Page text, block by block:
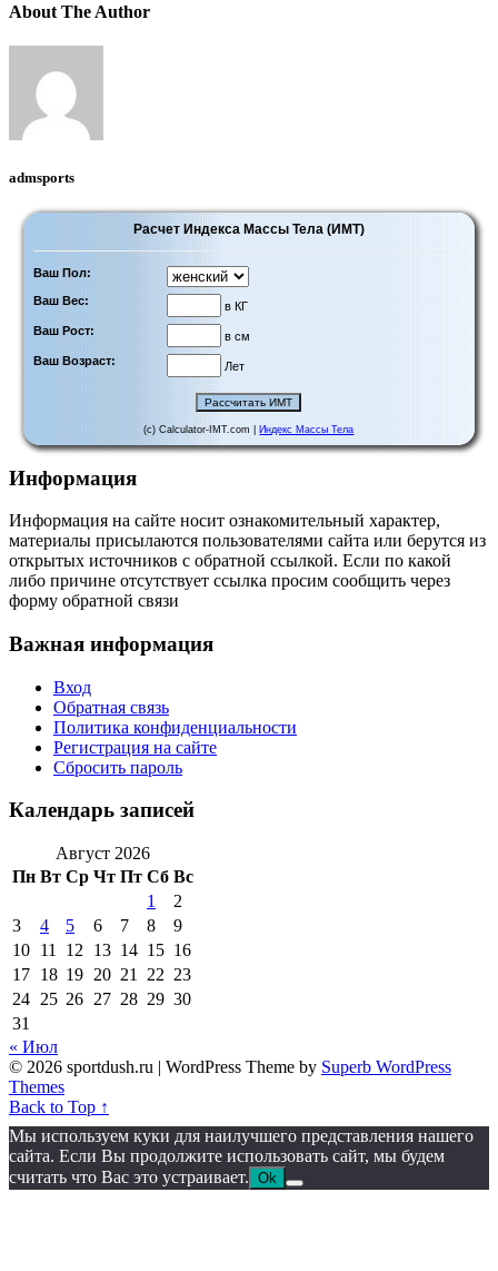
About The Author
admsports
Расчет Индекса Массы Тела (ИМТ)
Ваш Пол:
Ваш Вес:
в КГ
Ваш Рост:
в см
Ваш Возраст:
Лет
(c) Calculator-IMT.com | Индекс Массы Тела
Информация
Информация на сайте носит ознакомительный характер,
материалы присылаются пользователями сайта или берутся из
открытых источников с обратной ссылкой. Если по какой
либо причине отсутствует ссылка просим сообщить через
форму обратной связи
Важная информация
Вход
Обратная связь
Политика конфиденциальности
Регистрация на сайте
Сбросить пароль
Календарь записей
Август 2026
Пн Вт Ср Чт Пт Сб Вс
1
2
3
4 5 6 7 8
9
10 11 12 13 14 15 16
17 18 19 20 21 22 23
24 25 26 27 28 29 30
31
« Июл
© 2026 sportdush.ru | WordPress Theme by Superb WordPress
Themes
Back to Top ↑
Мы используем куки для наилучшего представления нашего
сайта. Если Вы продолжите использовать сайт, мы будем
считать что Вас это устраивает. Ok